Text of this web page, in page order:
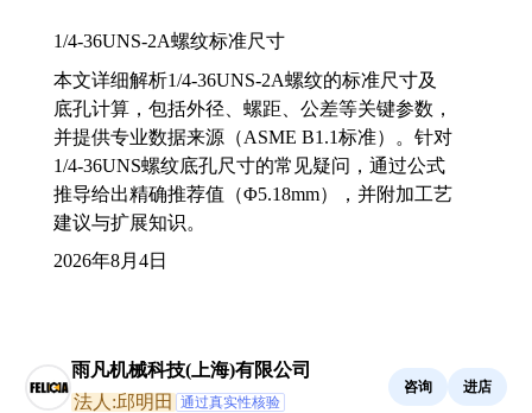
1/4-36UNS-2A螺纹标准尺寸
本文详细解析1/4-36UNS-2A螺纹的标准尺寸及
底孔计算，包括外径、螺距、公差等关键参数，
并提供专业数据来源（ASME B1.1标准）。针对
1/4-36UNS螺纹底孔尺寸的常见疑问，通过公式
推导给出精确推荐值（Φ5.18mm），并附加工艺
建议与扩展知识。
2026年8月4日
雨凡机械科技(上海)有限公司
法人:邱明田
通过真实性核验
咨询 进店